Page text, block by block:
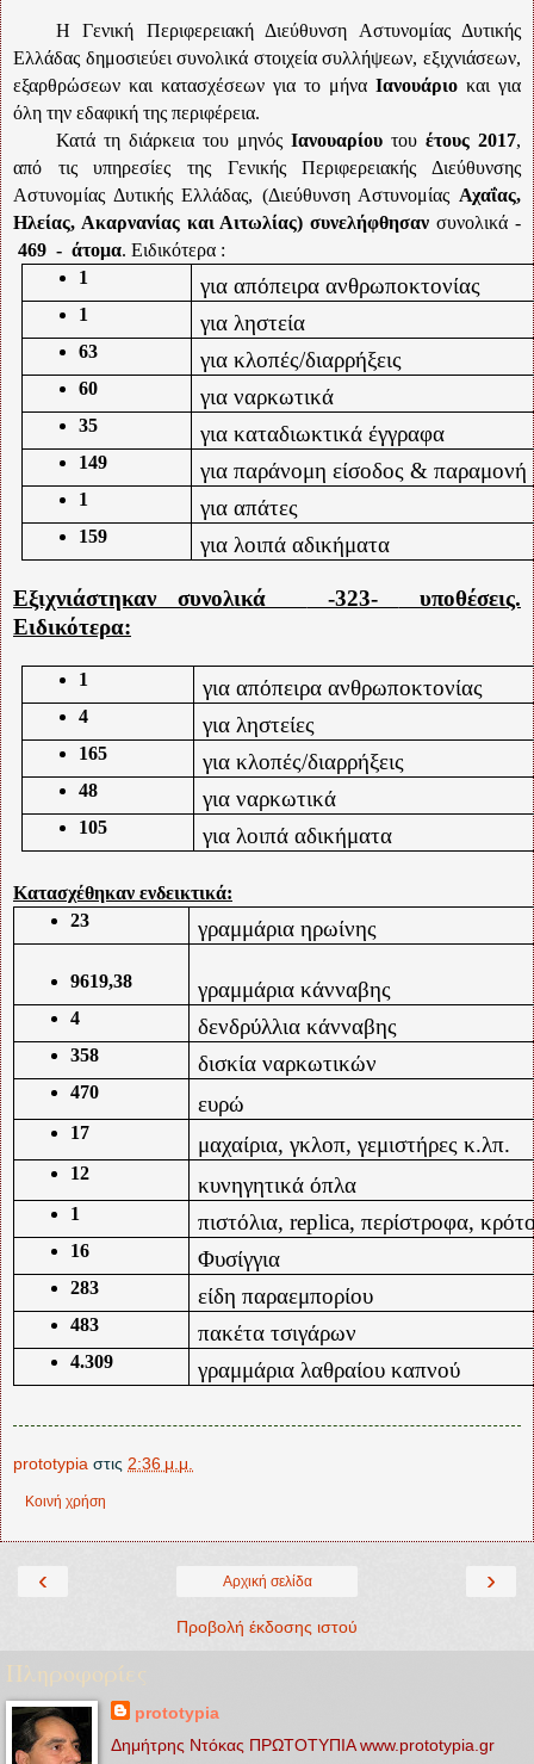
Η Γενική Περιφερειακή Διεύθυνση Αστυνομίας Δυτικής
Ελλάδας δημοσιεύει συνολικά στοιχεία συλλήψεων, εξιχνιάσεων,
εξαρθρώσεων και κατασχέσεων για το μήνα Ιανουάριο και για
όλη την εδαφική της περιφέρεια.
Κατά τη διάρκεια του μηνός Ιανουαρίου τουέτους 2017,
από τις υπηρεσίες της Γενικής Περιφερειακής Διεύθυνσης
Αστυνομίας Δυτικής Ελλάδας, (Διεύθυνση Αστυνομίας Αχαΐας,
Ηλείας, Ακαρνανίας και Αιτωλίας) συνελήφθησανσυνολικά -
469 - άτομα. Ειδικότερα :
1
για απόπειρα ανθρωποκτονίας
1 για ληστεία
63 για κλοπές/διαρρήξεις
60 για ναρκωτικά
35 για καταδιωκτικά έγγραφα
149 για παράνομη είσοδος & παραμονή
1 για απάτες
159 για λοιπά αδικήματα
Εξιχνιάστηκαν συνολικά -323-
υποθέσεις.
Ειδικότερα:
1 για απόπειρα ανθρωποκτονίας
4 για ληστείες
165 για κλοπές/διαρρήξεις
48 για ναρκωτικά
105 για λοιπά αδικήματα
Κατασχέθηκαν ενδεικτικά:
23
γραμμάρια ηρωίνης
9619,38 γραμμάρια κάνναβης
4 δενδρύλλια κάνναβης
358 δισκία ναρκωτικών
470 ευρώ
17 μαχαίρια, γκλοπ, γεμιστήρες κ.λπ.
12 κυνηγητικά όπλα
1 πιστόλια, replica, περίστροφα,
16 Φυσίγγια
283 είδη παραεμπορίου
483 πακέτα τσιγάρων
4.309 γραμμάρια λαθραίου καπνού
prototypia στις 2:36 μ.μ.
Κοινή χρήση
‹ ›
Αρχική σελίδα
Προβολή έκδοσης ιστού
Πληροφορίες
prototypia
Δημήτρης Ντόκας ΠΡΩΤΟΤΥΠΙΑ www.prototypia.gr